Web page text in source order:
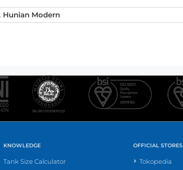
Hunian Modern
KNOWLEDGE
Tank Size Calculator
OFFICIAL STORES
Tokopedia